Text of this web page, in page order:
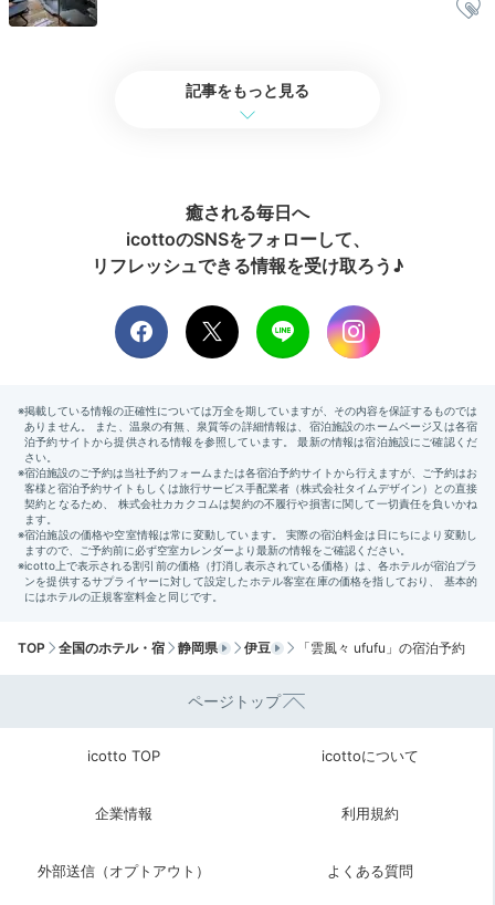
朝日を浴びながら
グで和朝食を。釜炊きのごはんや手作りのお豆腐、だし
巻き卵など、一日の始まりにぴったりの体に沁みる献立
です。
a87da_
ど「THE 日本の朝食」という内容です。
09:00
朝風呂を満喫
記事をもっと見る
癒される毎日へ
icottoのSNSをフォローして、
リフレッシュできる情報を受け取ろう♪
TOP 全国のホテル・宿 静岡県 伊豆 「雲風々 ufufu」の宿泊予約
ページトップ
icotto TOP icottoについて
企業情報 利用規約
外部送信（オプトアウト） よくある質問